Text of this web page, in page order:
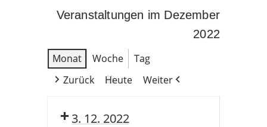
Veranstaltungen im Dezember
2022
Monat
Woche
Tag
Zurück
Heute Weiter
3. 12. 2022